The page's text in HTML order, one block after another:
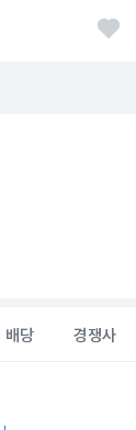
배당 경쟁사